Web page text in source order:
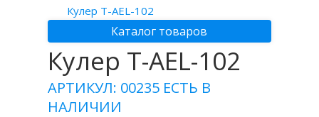
Кулер T-AEL-102
Каталог товаров
Кулер T-AEL-102
АРТИКУЛ: 00235 ЕСТЬ В
НАЛИЧИИ